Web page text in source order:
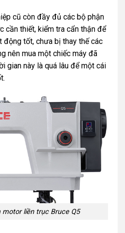
cũ còn đầy đủ các bộ phận
cần thiết, kiểm tra cẩn thận để
động tốt, chưa bị thay thế các
nên mua một chiếc máy đã
gian này là quá lâu để một cái
motor liền trục Bruce Q5